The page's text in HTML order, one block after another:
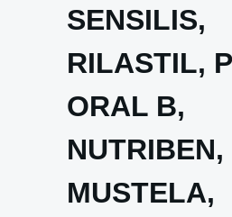
SENSILIS,
RILASTIL,
ORAL B,
NUTRIBEN,
MUSTELA,